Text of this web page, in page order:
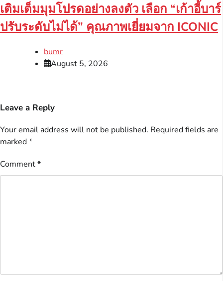
เติมเต็มมุมโปรดอย่างลงตัว เลือก “เก้าอี้บาร์
ปรับระดับไม่ได้” คุณภาพเยี่ยมจาก ICONIC
bumr
August 5, 2026
Leave a Reply
Your email address will not be published. Required fields are
marked*
Comment*